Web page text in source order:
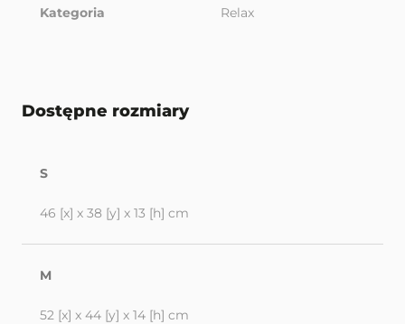
Kategoria Relax
Dostępne rozmiary
S
46 [x] x 38 [y] x 13 [h] cm
M
52 [x] x 44 [y] x 14 [h] cm